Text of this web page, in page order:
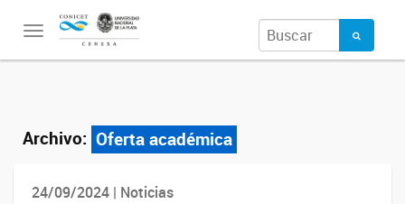
Toggle
Archivo: Oferta académica
24/09/2024 | Noticias